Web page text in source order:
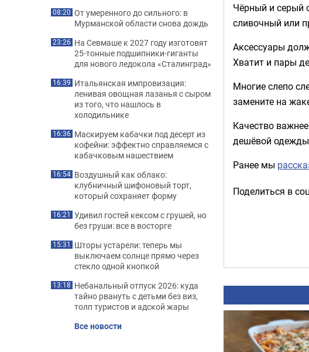
Чёрный и серый
сливочный или
Аксессуары
Хватит и пары
Многие слепо
замените на
Качество
дешёвой
Ранее мы
Поделиться в
08:20 От умеренного до сильного: в
Мурманской области снова дождь
23:26 На Севмаше к 2027 году изготовят
25-тонные подшипники-гиганты
для нового ледокола «Сталинград»
16:39 Итальянская импровизация:
ленивая овощная лазанья с сыром
из того, что нашлось в
холодильнике
16:36 Маскируем кабачки под десерт из
кофейни: эффектно справляемся с
кабачковым нашествием
16:54 Воздушный как облако:
клубничный шифоновый торт,
который сохраняет форму
16:21 Удивил гостей кексом с грушей, но
без груши: все в восторге
15:31 Шторы устарели: теперь мы
выключаем солнце прямо через
стекло одной кнопкой
13:18 Небанальный отпуск 2026: куда
тайно рвануть с детьми без виз,
толп туристов и адской жары
Все новости